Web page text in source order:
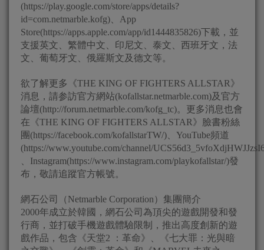
(https://play.google.com/store/apps/details?
id=com.netmarble.kofg)、App
Store(https://apps.apple.com/app/id1444835826)下載，並
支援英文、繁體中文、印尼文、泰文、西班牙文，法
文、葡萄牙文、俄羅斯文及德文等。
欲了解更多《THE KING OF FIGHTERS ALLSTAR》
消息，請参訪官方網站(kofallstar.netmarble.com)及官方
論壇(http://forum.netmarble.com/kofg_tc)。更多消息也會
在《THE KING OF FIGHTERS ALLSTAR》臉書粉絲
團(https://facebook.com/kofallstarTW/)、YouTube頻道
(https://www.youtube.com/channel/
、Instagram(https://www.instagram.com/playkofallstar/)發
布，敬請追蹤官方帳號。
網石公司（Netmarble Corporation）集團簡介
2000年成立於韓國，網石公司為頂尖的遊戲開發和發
行商，並打破手機遊戲體驗限制，推出高度創新的遊
戲作品，包含《天堂2 ：革命》、《七大罪：光與暗